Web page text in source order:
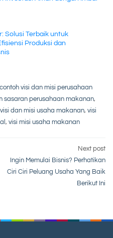
Solusi Terbaik untuk
Produksi dan
contoh visi dan misi perusahaan
sasaran perusahaan makanan,
visi dan misi usaha makanan, visi
, visi misi usaha makanan
Next post
Ingin Memulai Bisnis? Perhatikan
Ciri Ciri Peluang Usaha Yang Baik
Berikut Ini